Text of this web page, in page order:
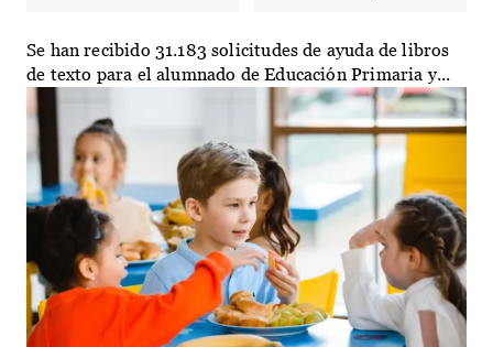
Se han recibido 31.183 solicitudes de ayuda de libros
de texto para el alumnado de Educación Primaria y...